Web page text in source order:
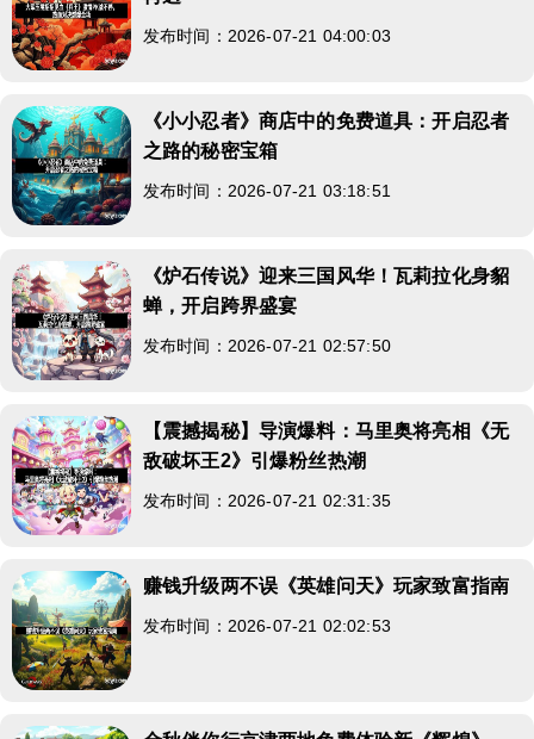
发布时间：2026-07-21 04:00:03
《小小忍者》商店中的免费道具：开启忍者
之路的秘密宝箱
发布时间：2026-07-21 03:18:51
《炉石传说》迎来三国风华！瓦莉拉化身貂
蝉，开启跨界盛宴
发布时间：2026-07-21 02:57:50
【震撼揭秘】导演爆料：马里奥将亮相《无
敌破坏王2》引爆粉丝热潮
发布时间：2026-07-21 02:31:35
赚钱升级两不误《英雄问天》玩家致富指南
发布时间：2026-07-21 02:02:53